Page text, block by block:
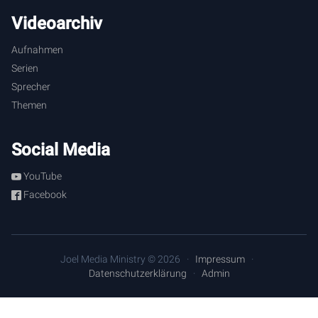
Videoarchiv
Aufnahmen
Serien
Sprecher
Themen
Social Media
YouTube
Facebook
Joel Media Ministry © 2026
Impressum
Datenschutzerklärung
Admin